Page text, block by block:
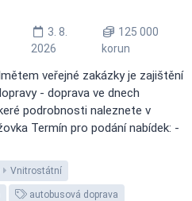
3. 8.
2026
125 000
korun
veřejné zakázky je zajištění
- doprava ve dnech
podrobnosti naleznete v
Termín pro podání nabídek: -
Vnitrostátní
autobusová doprava